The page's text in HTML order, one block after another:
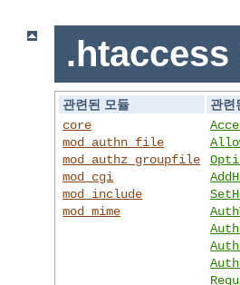
.htaccess
관련된 모듈
관련
core
mod_authn_file
mod_authz_groupfile
mod_cgi
mod_include
mod_mime